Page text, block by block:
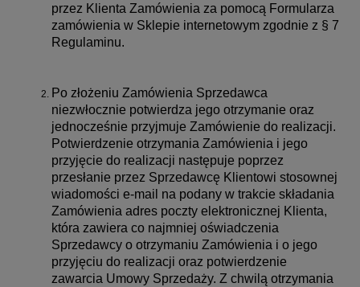
przez Klienta Zamówienia za pomocą Formularza
zamówienia w Sklepie internetowym zgodnie z § 7
Regulaminu.
Po złożeniu Zamówienia Sprzedawca
niezwłocznie potwierdza jego otrzymanie oraz
jednocześnie przyjmuje Zamówienie do realizacji.
Potwierdzenie otrzymania Zamówienia i jego
przyjęcie do realizacji następuje poprzez
przesłanie przez Sprzedawcę Klientowi stosownej
wiadomości e-mail na podany w trakcie składania
Zamówienia adres poczty elektronicznej Klienta,
która zawiera co najmniej oświadczenia
Sprzedawcy o otrzymaniu Zamówienia i o jego
przyjęciu do realizacji oraz potwierdzenie
zawarcia Umowy Sprzedaży. Z chwilą otrzymania